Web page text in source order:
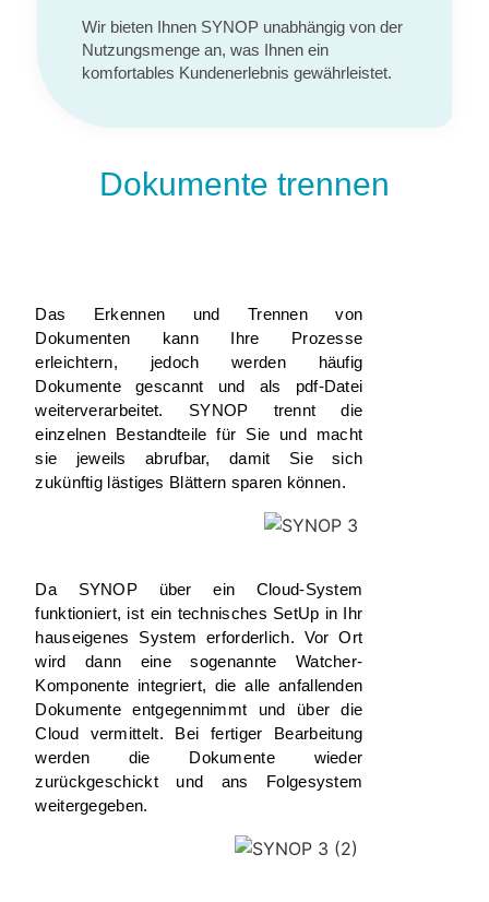
Wir bieten Ihnen SYNOP unabhängig von der
Nutzungsmenge an, was Ihnen ein
komfortables Kundenerlebnis gewährleistet.
Dokumente trennen
Das Erkennen und Trennen von
Dokumenten kann Ihre Prozesse
erleichtern, jedoch werden häufig
Dokumente gescannt und als pdf-Datei
weiterverarbeitet. SYNOP trennt die
einzelnen Bestandteile für Sie und macht
sie jeweils abrufbar, damit Sie sich
zukünftig lästiges Blättern sparen können.
Da SYNOP über ein Cloud-System
funktioniert, ist ein technisches SetUp in Ihr
hauseigenes System erforderlich. Vor Ort
wird dann eine sogenannte Watcher-
Komponente integriert, die alle anfallenden
Dokumente entgegennimmt und über die
Cloud vermittelt. Bei fertiger Bearbeitung
werden die Dokumente wieder
zurückgeschickt und ans Folgesystem
weitergegeben.